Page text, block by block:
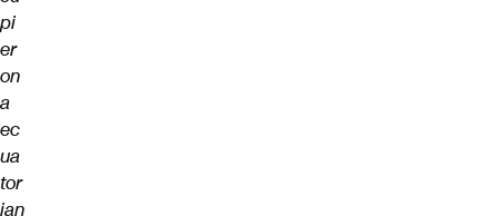
pi
er
on
a
ec
ua
tor
ian